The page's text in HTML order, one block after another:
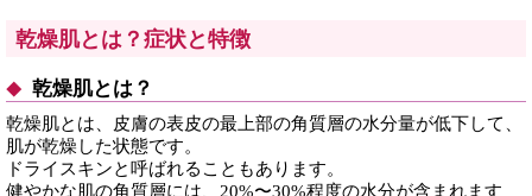
乾燥肌とは？症状と特徴
乾燥肌とは？
乾燥肌とは、皮膚の表皮の最上部の角質層の水分量が低下して、
肌が乾燥した状態です。
ドライスキンと呼ばれることもあります。
健やかな肌の角質層には、20%〜30%程度の水分が含まれます